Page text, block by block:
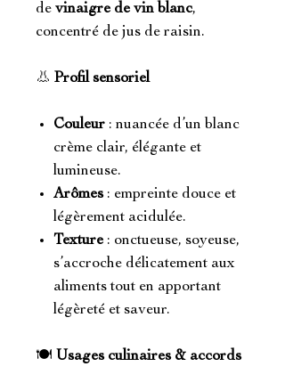
de vinaigre de vin blanc,
concentré de jus de raisin.
👃 Profil sensoriel
Couleur : nuancée d’un blanc
crème clair, élégante et
lumineuse.
Arômes: empreinte douce et
légèrement acidulée.
Texture : onctueuse, soyeuse,
s’accroche délicatement aux
aliments tout en apportant
légèreté et saveur.
🍽️ Usages culinaires & accords